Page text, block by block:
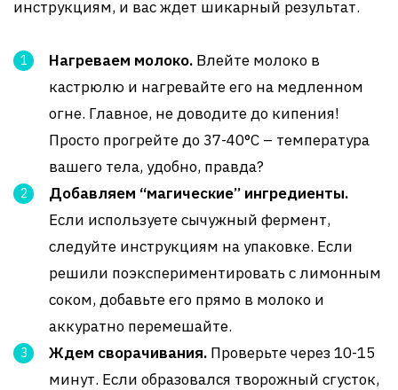
инструкциям, и вас ждет шикарный результат.
Нагреваем молоко. Влейте молоко в
кастрюлю и нагревайте его на медленном
огне. Главное, не доводите до кипения!
Просто прогрейте до 37-40°C – температура
вашего тела, удобно, правда?
Добавляем “магические” ингредиенты.
Если используете сычужный фермент,
следуйте инструкциям на упаковке. Если
решили поэкспериментировать с лимонным
соком, добавьте его прямо в молоко и
аккуратно перемешайте.
Ждем сворачивания. Проверьте через 10-15
минут. Если образовался творожный сгусток,